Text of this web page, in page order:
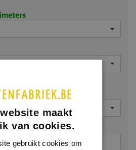
maakt
van cookies.
gebruikt cookies om